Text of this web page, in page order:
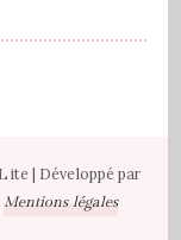
| Développé par
Mentions légales